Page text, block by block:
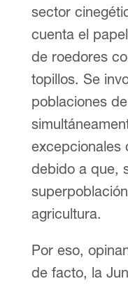
sector
cuenta el
de roedores
topillos. Se
poblaciones
excepcionales
debido a que,
agricultura.
Por eso,
de facto, la